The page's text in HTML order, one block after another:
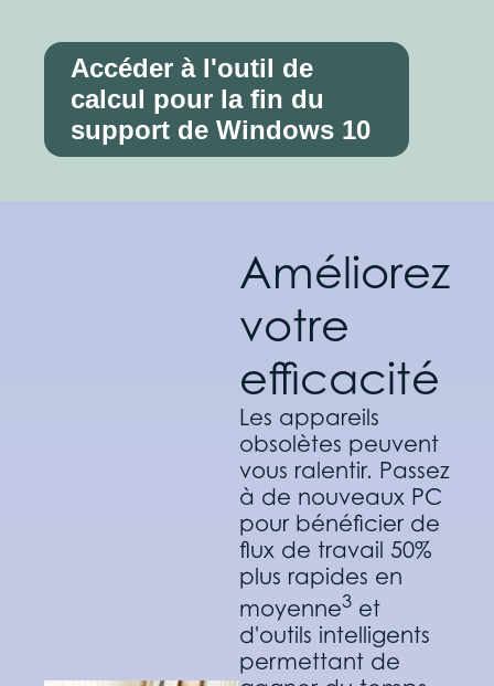
Accéder à l'outil de
calcul pour la fin du
support de Windows 10
Améliorez
votre
efficacité
Les appareils
obsolètes peuvent
vous ralentir. Passez
à de nouveaux PC
pour bénéficier de
flux de travail 50%
plus rapides en
moyenne3 et
d'outils intelligents
permettant de